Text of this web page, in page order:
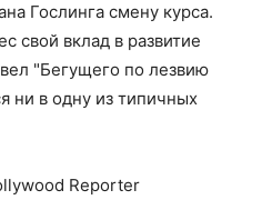
Гослинга смену курса.
свой вклад в развитие
"Бегущего по лезвию
ни в одну из типичных
Reporter